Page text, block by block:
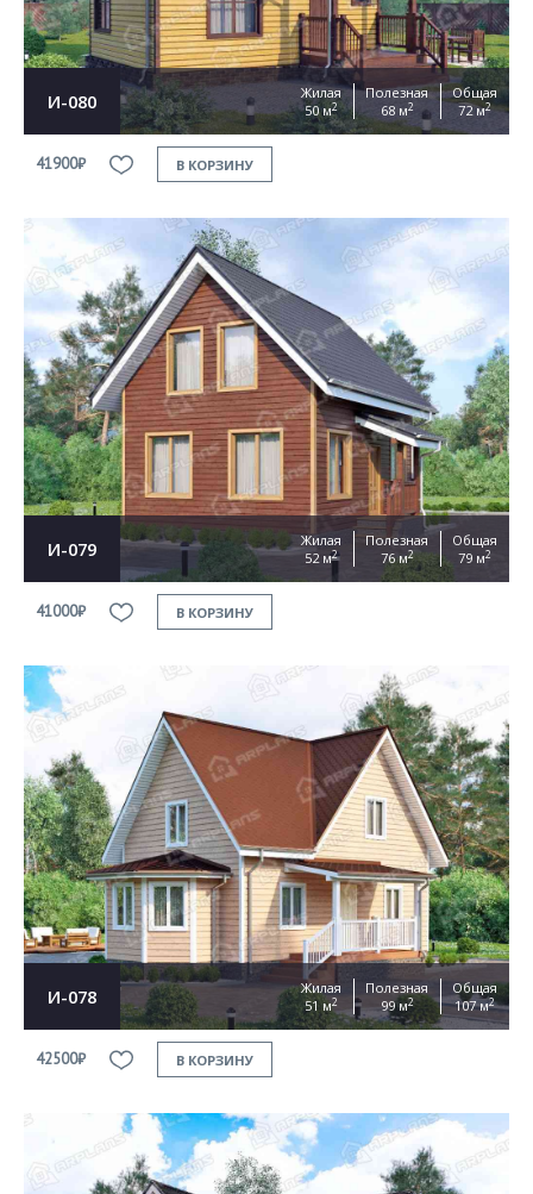
И-080
Жилая
50 м2
Полезная
68 м2
Общая
72 м2
41900₽ В КОРЗИНУ
И-079
Жилая
52 м2
Полезная
76 м2
Общая
79 м2
41000₽ В КОРЗИНУ
И-078
Жилая
51 м2
Полезная
99 м2
Общая
107 м2
42500₽ В КОРЗИНУ